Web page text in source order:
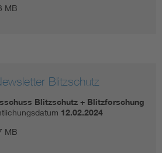
MB
Blitzschutz
Blitzschutz + Blitzforschung
12.02.2024
MB